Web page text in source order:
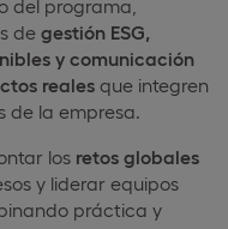
del programa,
de gestión ESG,
y comunicación
reales que integren
de la empresa.
los retos globales
y liderar equipos
práctica y